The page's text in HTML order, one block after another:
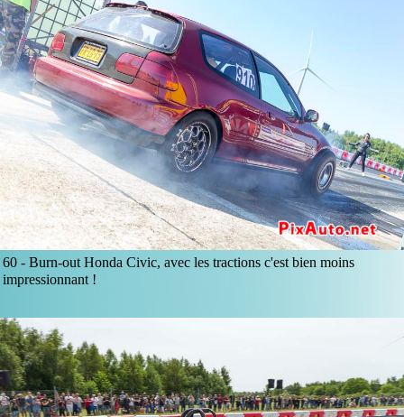
60 -Burn-out Honda Civic, avec les tractions c'est bien moins
impressionnant !